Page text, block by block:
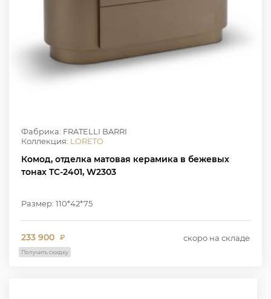
Фабрика: FRATELLI BARRI
Коллекция: LORETO
Комод, отделка матовая керамика в бежевых
тонах TC-2401, W2303
Размер: 110*42*75
233 900 ₽ скоро на складе
Получить скидку